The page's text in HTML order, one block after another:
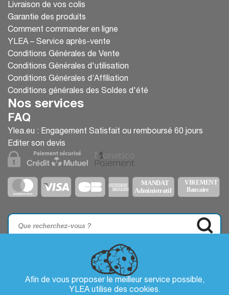
Afin de vous proposer le meilleur service possible,
YLEA utilise des cookies.
Livraison de vos colis
Garantie des produits
Comment commander en ligne
YLEA – Service après-vente
Conditions Générales de Vente
Conditions Générales d'utilisation
Conditions Générales d’Affiliation
Conditions générales des Soldes d'été
Nos services
FAQ
Ylea.eu : Engagement Satisfait ou remboursé 60 jours
Editer son devis